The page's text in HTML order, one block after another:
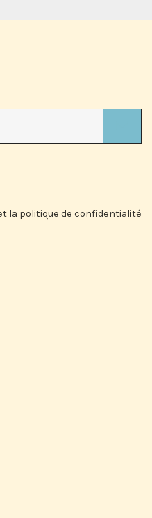
la politique de confidentialité